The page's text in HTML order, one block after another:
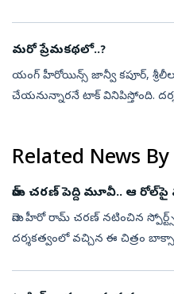
మరో ప్రేమకథలో..?
యంగ్‌ హీరోయిన్స్‌ జాన్వీ కపూర్,
చేయనున్నారనే టాక్‌ వినిపిస్తోంది.
Related News By
రామ్ చరణ్ పెద్ది మూవీ.. ఆ
మెగా హీరో రామ్ చరణ్‌ నటించిన
దర్శకత్వంలో వచ్చిన ఈ చిత్రం